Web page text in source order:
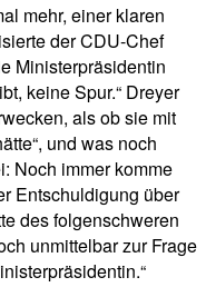
mehr, einer klaren
der CDU-Chef
Ministerpräsidentin
keine Spur.“ Dreyer
als ob sie mit
und was noch
Noch immer komme
Entschuldigung über
des folgenschweren
unmittelbar zur Frage